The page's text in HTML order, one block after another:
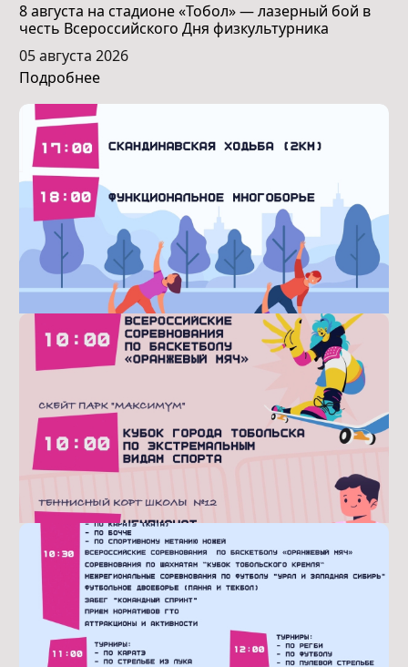
8 августа на стадионе «Тобол» — лазерный бой в
честь Всероссийского Дня физкультурника
05 августа 2026
Подробнее